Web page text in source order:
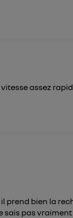
assez
il prend bien la
sais pas